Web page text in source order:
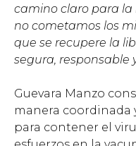
camino claro para la
no cometamos los
que se recupere la
segura, responsable
Guevara Manzo
manera coordinada
para contener el